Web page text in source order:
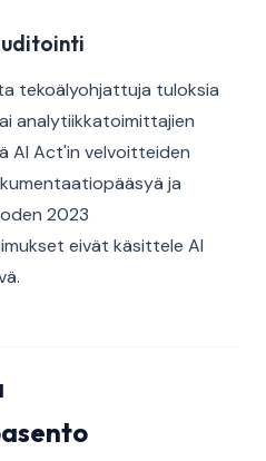
tekoälyohjattuja tuloksia
analytiikkatoimittajien
AI Act'in velvoitteiden
ja
2023
eivät käsittele AI